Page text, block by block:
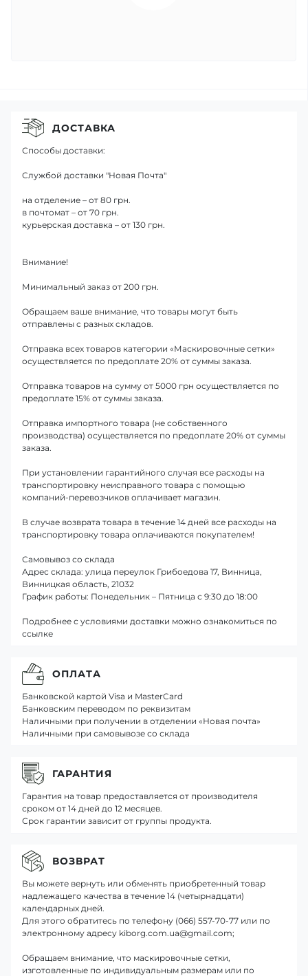
ДОСТАВКА
Способы доставки:
Службой доставки "Новая Почта"
на отделение – от 80 грн.
в почтомат – от 70 грн.
курьерская доставка – от 130 грн.
Внимание!
Минимальный заказ от 200 грн.
Обращаем ваше внимание, что товары могут быть
отправлены с разных складов.
Отправка всех товаров категории «Маскировочные сетки»
осуществляется по предоплате 20% от суммы заказа.
Отправка товаров на сумму от 5000 грн осуществляется по
предоплате 15% от суммы заказа.
Отправка импортного товара (не собственного
производства) осуществляется по предоплате 20% от суммы
заказа.
При установлении гарантийного случая все расходы на
транспортировку неисправного товара с помощью
компаний-перевозчиков оплачивает магазин.
В случае возврата товара в течение 14 дней все расходы на
транспортировку товара оплачиваются покупателем!
Самовывоз со склада
Адрес склада: улица переулок Грибоедова 17, Винница,
Винницкая область, 21032
График работы: Понедельник – Пятница с 9:30 до 18:00
Подробнее с условиями доставки можно ознакомиться по
ссылке
ОПЛАТА
Банковской картой Visa и MasterCard
Банковским переводом по реквизитам
Наличными при получении в отделении «Новая почта»
Наличными при самовывозе со склада
ГАРАНТИЯ
Гарантия на товар предоставляется от производителя
сроком от 14 дней до 12 месяцев.
Срок гарантии зависит от группы продукта.
ВОЗВРАТ
Вы можете вернуть или обменять приобретенный товар
надлежащего качества в течение 14 (четырнадцати)
календарных дней.
Для этого обратитесь по телефону (066) 557-70-77 или по
электронному адресу kiborg.com.ua@gmail.com;
Обращаем внимание, что маскировочные сетки,
изготовленные по индивидуальным размерам или по